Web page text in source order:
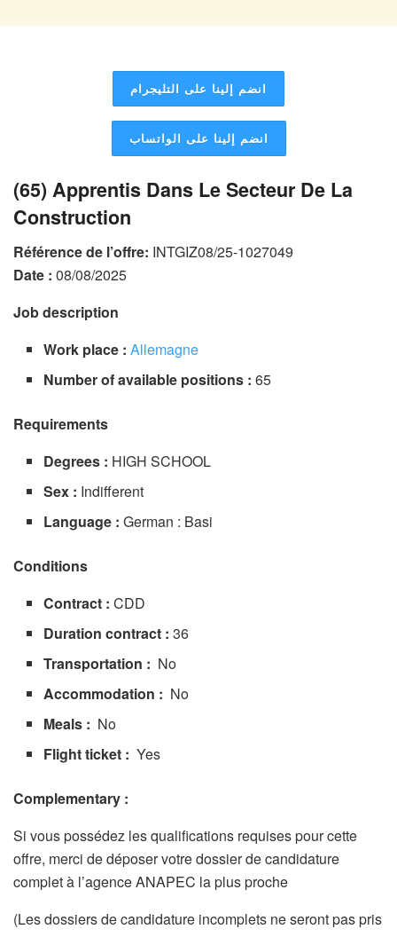
انضم إلينا على التليجرام
انضم إلينا على الواتساب
(65) Apprentis Dans Le Secteur De La
Construction
Référence de l’offre: INTGIZ08/25-1027049
Date : 08/08/2025
Job description
Work place : Allemagne
Number of available positions : 65
Requirements
Degrees : HIGH SCHOOL
Sex : Indifferent
Language :German : Basi
Conditions
Contract : CDD
Duration contract : 36
Transportation : No
Accommodation : No
Meals : No
Flight ticket : Yes
Complementary :
Si vous possédez les qualifications requises pour cette
offre, merci de déposer votre dossier de candidature
complet à l’agence ANAPEC la plus proche
(Les dossiers de candidature incomplets ne seront pas pris